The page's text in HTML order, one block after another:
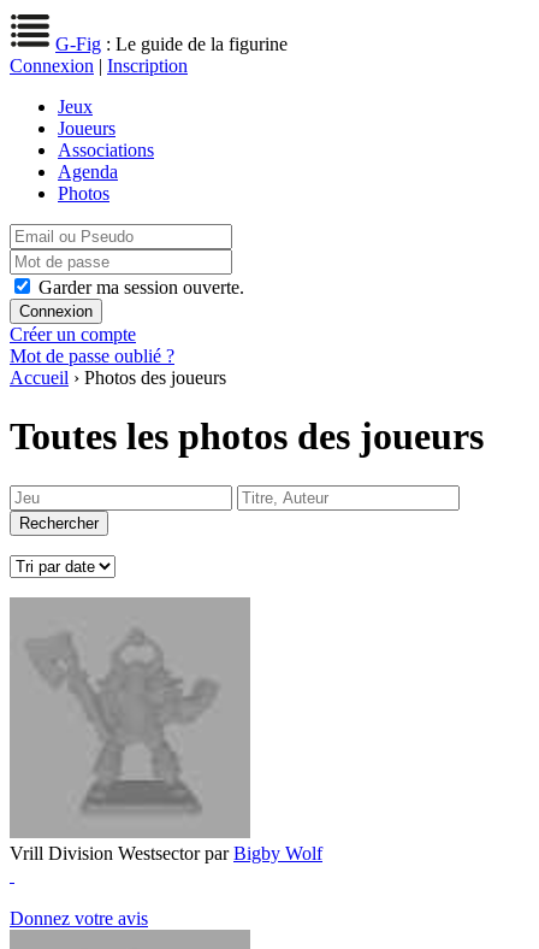
G-Fig : Le guide de la figurine
Connexion | Inscription
Jeux
Joueurs
Associations
Agenda
Photos
Garder ma session ouverte.
Créer un compte
Mot de passe oublié ?
Accueil › Photos des joueurs
Toutes les photos des joueurs
Vrill Division Westsector parBigby Wolf
Donnez votre avis